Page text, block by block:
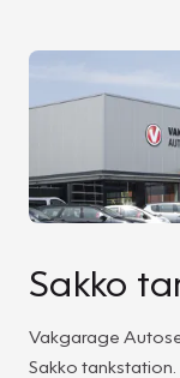
Sakko
Vakgarage
Sakko